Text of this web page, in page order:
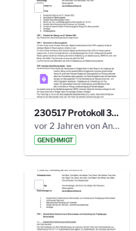
230517 Protokoll 35. Steuerungskreis.pdf
vor 2 Jahren von Anni Schlumberger
GENEHMIGT